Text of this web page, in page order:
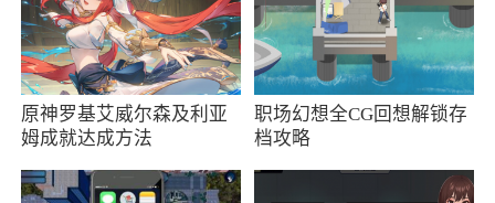
2、加入蘑菇的世界之战，掌控你的局势开启
新的战争
3、和自己的好友在游戏世界中尽情冒险，享
受策略的斗智斗勇!使用你手中各种性能的蘑菇，
原神罗基艾威尔森及利亚
姆成就达成方法
职场幻想全CG回想解锁存
档攻略